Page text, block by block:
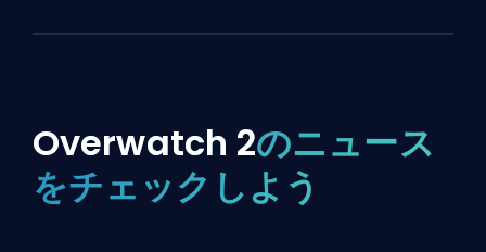
Overwatch 2のニュース
をチェックしよう